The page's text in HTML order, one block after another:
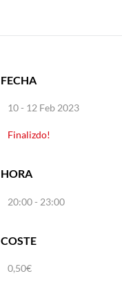
FECHA
10 - 12 Feb 2023
Finalizdo!
HORA
20:00 - 23:00
COSTE
0,50€